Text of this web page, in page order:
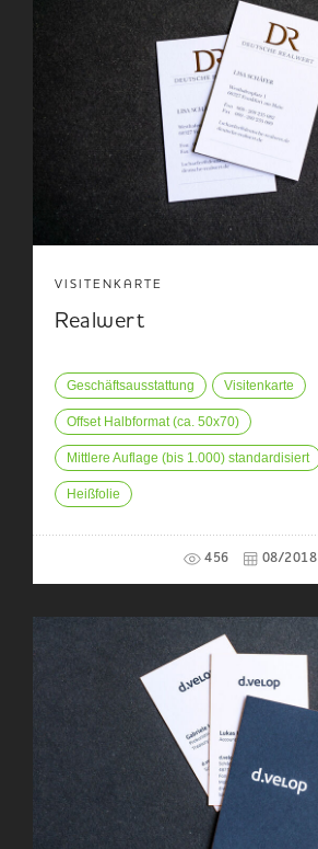
VISITENKARTE
Realwert
Geschäftsausstattung Visitenkarte
Offset Halbformat (ca. 50x70)
Mittlere Auflage (bis 1.000) standardisiert
Heißfolie
456 08/2018